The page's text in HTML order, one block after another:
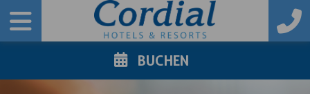
BUCHEN